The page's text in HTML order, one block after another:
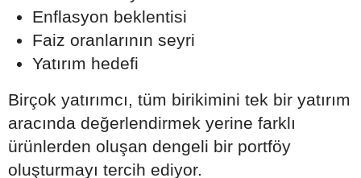
Enflasyon beklentisi
Faiz oranlarının seyri
Yatırım hedefi
Birçok yatırımcı, tüm birikimini tek bir yatırım
aracında değerlendirmek yerine farklı
ürünlerden oluşan dengeli bir portföy
oluşturmayı tercih ediyor.